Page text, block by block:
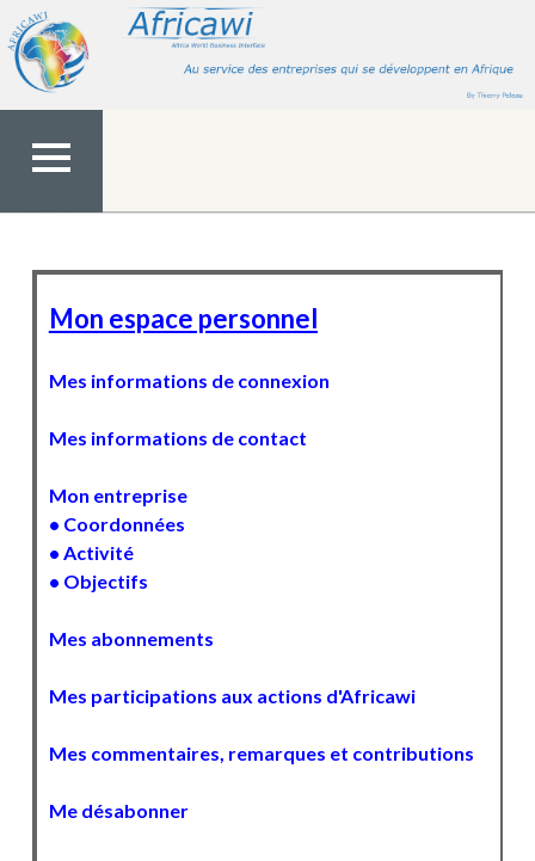
contenu
MENU
Mon espace personnel
Mes informations de connexion
Mes informations de contact
Mon entreprise
• Coordonnées
• Activité
• Objectifs
Mes abonnements
Mes participations aux actions d'Africawi
Mes commentaires, remarques et contributions
Me désabonner